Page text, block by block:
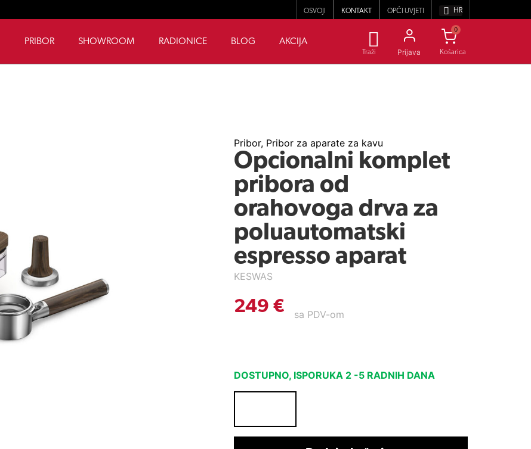
OSVOJI KONTAKT OPĆI UVJETI HR
PRIBOR SHOWROOM RADIONICE BLOG AKCIJA
Traži Prijava
0
Pribor, Pribor za aparate za kavu
Opcionalni komplet
pribora od
orahovoga drva za
poluautomatski
espresso aparat
KESWAS
249 € sa PDV-om
DOSTUPNO, ISPORUKA 2 -5 RADNIH DANA